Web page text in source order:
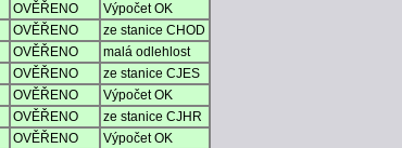
OVĚŘENO
Výpočet OK
OVĚŘENO
ze stanice CHOD
OVĚŘENO
malá odlehlost
OVĚŘENO
ze stanice CJES
OVĚŘENO
Výpočet OK
OVĚŘENO
ze stanice CJHR
OVĚŘENO
Výpočet OK